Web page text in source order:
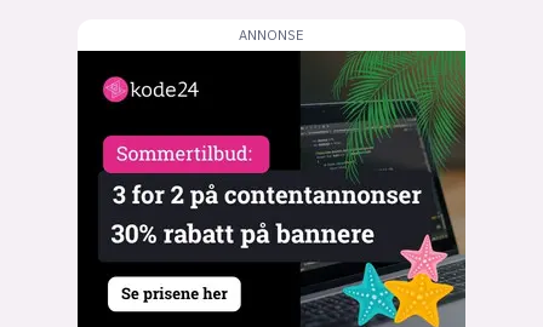
lys modus
nyhetsbrev
kode24-klubben
LinkedIn
Bluesky